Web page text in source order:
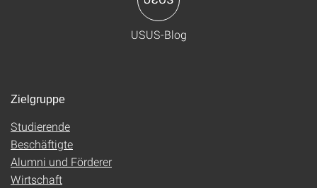
USUS-Blog
Zielgruppe
Studierende
Beschäftigte
Alumni und Förderer
Wirtschaft